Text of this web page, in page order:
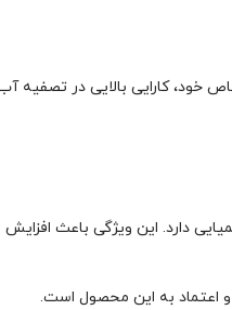
دارد. این ویژگی باعث
و اعتماد به این محصول است.